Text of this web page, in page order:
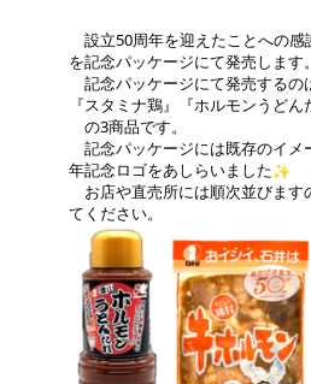
設立50周年を迎えたことへの感
を記念パッケージにて発売します。
記念パッケージにて発売するの
『スタミナ鶏』『ホルモンうどん
の3商品です。
記念パッケージには既存のイメ
年記念ロゴをあしらいました
お店や直売所には順次並びます
てください。